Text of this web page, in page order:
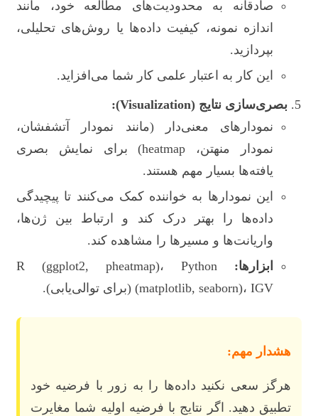
صادقانه به محدودیت‌های مطالعه خود، مانند
اندازه نمونه، کیفیت داده‌ها یا روش‌های تحلیلی،
بپردازید.
این کار به اعتبار علمی کار شما می‌افزاید.
بصری‌سازی نتایج (Visualization):
نمودارهای معنی‌دار (مانند نمودار آتشفشان،
نمودار منهتن، heatmap) برای نمایش بصری
یافته‌ها بسیار مهم هستند.
این نمودارها به خواننده کمک می‌کنند تا پیچیدگی
داده‌ها را بهتر درک کند و ارتباط بین ژن‌ها،
واریانت‌ها و مسیرها را مشاهده کند.
ابزارها:
R (ggplot2, pheatmap)، Python
(matplotlib, seaborn)، IGV (برای توالی‌یابی).
هشدار مهم:
هرگز سعی نکنید داده‌ها را به زور با فرضیه خود
تطبیق دهید. اگر نتایج با فرضیه اولیه شما مغایرت